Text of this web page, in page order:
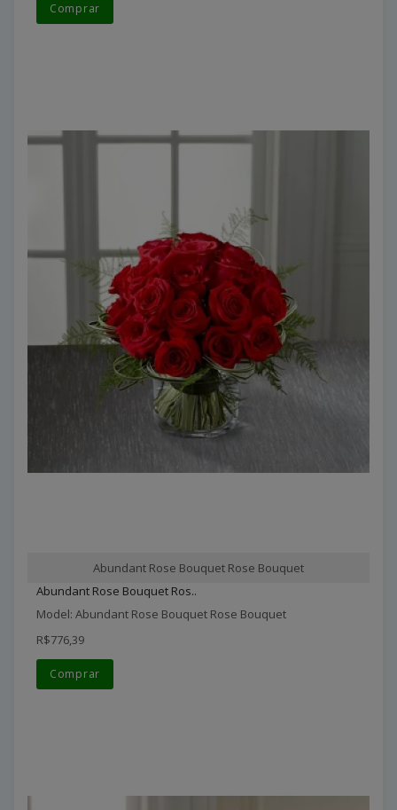
Comprar
Abundant Rose Bouquet Rose Bouquet
Abundant Rose Bouquet Ros..
Model: Abundant Rose Bouquet Rose Bouquet
R$776,39
Comprar